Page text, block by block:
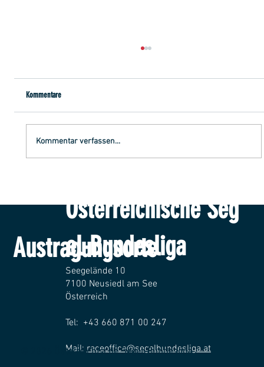
Ligatross kehrt an den Attersee zurück
Kommentare
Kommentar verfassen...
Österreichische Seg
el-Bundesliga
Seegelände 10
7100 Neusiedl am See
Österreich
Tel: +43 660 871 00 247
Mail: raceoffice@segelbundesliga.at
© 2026 Österreichische Segel-Bundesliga
Austragungsorte